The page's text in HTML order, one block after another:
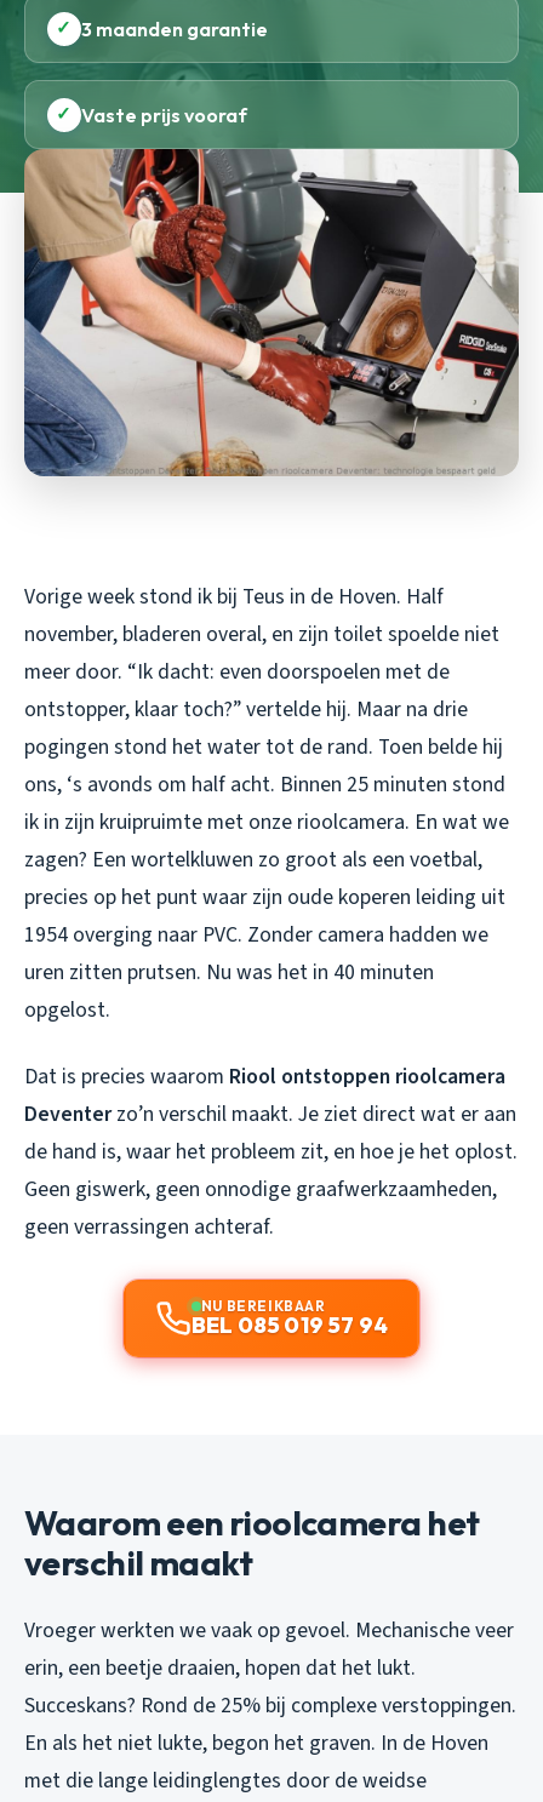
✓ 3 maanden garantie
✓ Vaste prijs vooraf
Vorige week stond ik bij Teus in de Hoven. Half
november, bladeren overal, en zijn toilet spoelde niet
meer door. “Ik dacht: even doorspoelen met de
ontstopper, klaar toch?” vertelde hij. Maar na drie
pogingen stond het water tot de rand. Toen belde hij
ons, ‘s avonds om half acht. Binnen 25 minuten stond
ik in zijn kruipruimte met onze rioolcamera. En wat we
zagen? Een wortelkluwen zo groot als een voetbal,
precies op het punt waar zijn oude koperen leiding uit
1954 overging naar PVC. Zonder camera hadden we
uren zitten prutsen. Nu was het in 40 minuten
opgelost.
Dat is precies waarom Riool ontstoppen rioolcamera
Deventerzo’n verschil maakt. Je ziet direct wat er aan
de hand is, waar het probleem zit, en hoe je het oplost.
Geen giswerk, geen onnodige graafwerkzaamheden,
geen verrassingen achteraf.
NU BEREIKBAAR
BEL 085 019 57 94
Waarom een rioolcamera het
verschil maakt
Vroeger werkten we vaak op gevoel. Mechanische veer
erin, een beetje draaien, hopen dat het lukt.
Succeskans? Rond de 25% bij complexe verstoppingen.
En als het niet lukte, begon het graven. In de Hoven
met die lange leidinglengtes door de weidse